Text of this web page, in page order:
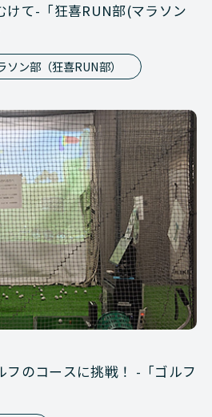
けて-「狂喜RUN部(マラソン
ソン部（狂喜RUN部）
フのコースに挑戦！ -「ゴルフ